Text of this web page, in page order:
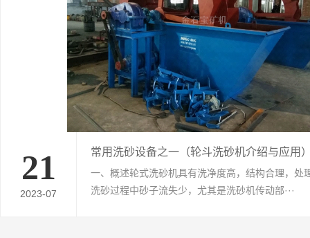
21
2023-07
常用洗砂设备之一（轮斗洗砂机介绍与应用
一、概述轮式洗砂机具有洗净度高，结构合理，处
洗砂过程中砂子流失少，尤其是洗砂机传动部···